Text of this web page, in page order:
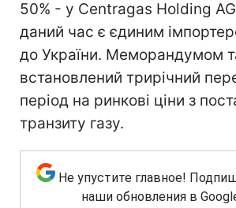
50% - у Centragas Holding
даний час є єдиним
до України. Меморандумом
встановлений трирічний
період на ринкові ціни з
транзиту газу.
Не упустите главное!
наши обновления в